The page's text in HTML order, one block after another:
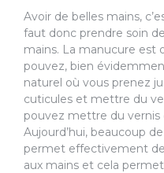
Avoir de belles mains,
faut donc prendre soin
mains. La manucure est
pouvez, bien
naturel où vous prenez
cuticules et mettre du
pouvez mettre du vernis
Aujourd’hui, beaucoup
permet effectivement
aux mains et cela